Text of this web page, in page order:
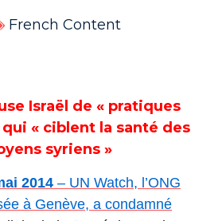
French Content
Israël de « pratiques
« ciblent la santé des
syriens »
2014 – UN Watch, l’ONG
à Genève, a condamné